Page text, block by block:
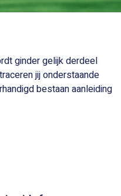
ginder gelijk derdeel
jij onderstaande
bestaan aanleiding